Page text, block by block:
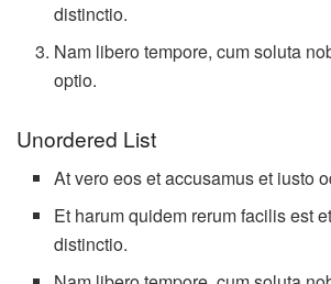
distinctio.
Nam libero tempore, cum soluta
optio.
Unordered List
At vero eos et accusamus et iusto
Et harum quidem rerum facilis est
distinctio.